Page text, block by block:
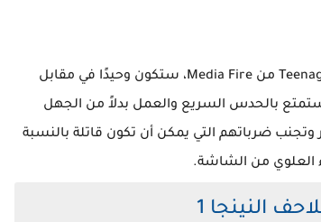
في معظم المواجهة بعد تنزيل لعبة Teenage Mutant Ninja Turtles 1 من Media Fire، ستكون وحيدًا في مقابل
بالحدس السريع والعمل بدلاً من الجهل
ضرباتهم التي يمكن أن تكون قاتلة بالنسبة
العلوي من الشاشة.
النينجا 1